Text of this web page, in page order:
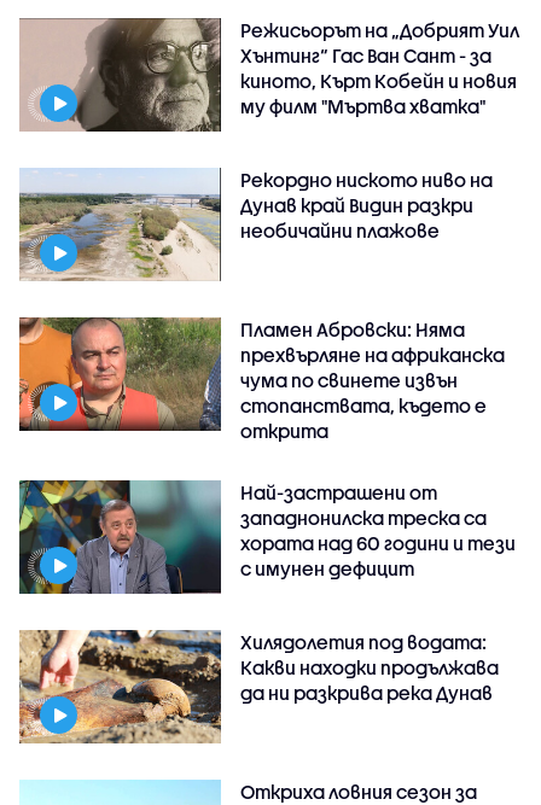
Режисьорът на „Добрият Уил
Хънтинг“ Гас Ван Сант - за
киното, Кърт Кобейн и новия
му филм "Мъртва хватка"
Рекордно ниското ниво на
Дунав край Видин разкри
необичайни плажове
Пламен Абровски: Няма
прехвърляне на африканска
чума по свинете извън
стопанствата, където е
открита
Най-застрашени от
западнонилска треска са
хората над 60 години и тези
с имунен дефицит
Хилядолетия под водата:
Какви находки продължава
да ни разкрива река Дунав
Откриха ловния сезон за